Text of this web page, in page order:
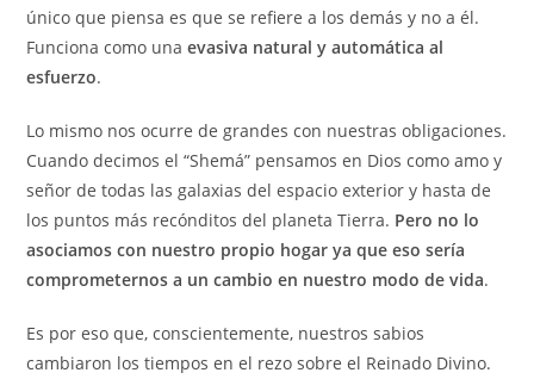
único que piensa es que se refiere a los demás y no a él.
Funciona como unaevasiva natural y automática al
esfuerzo.
Lo mismo nos ocurre de grandes con nuestras obligaciones.
Cuando decimos el “Shemá” pensamos en Dios como amo y
señor de todas las galaxias del espacio exterior y hasta de
los puntos más recónditos del planeta Tierra. Pero no lo
asociamos con nuestro propio hogar ya que eso sería
comprometernos a un cambio en nuestro modo de vida.
Es por eso que, conscientemente, nuestros sabios
cambiaron los tiempos en el rezo sobre el Reinado Divino.